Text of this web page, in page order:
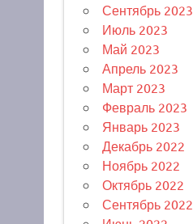
Сентябрь 2023
Июль 2023
Май 2023
Апрель 2023
Март 2023
Февраль 2023
Январь 2023
Декабрь 2022
Ноябрь 2022
Октябрь 2022
Сентябрь 2022